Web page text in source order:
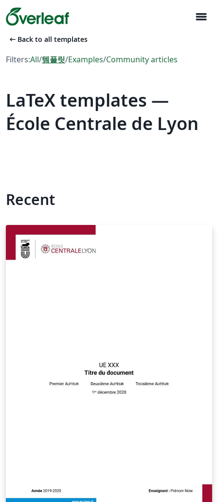
menu
arrow_left_alt Back to all templates
Filters:All/템플릿/Examples/Community articles
LaTeX templates —
École Centrale de Lyon
Recent